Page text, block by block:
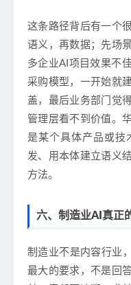
这条路径背后有一个
语义，再数据；先场
多企业AI项目效果不
采购模型，一开始就
盖，最后业务部门觉
管理层看不到价值。
是某个具体产品或技
发、用本体建立语义
方法。
六、制造业AI真正
制造业不是内容行业
最大的要求，不是回